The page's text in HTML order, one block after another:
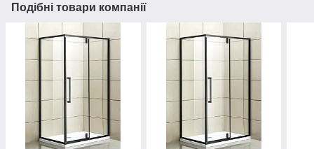
Подібні товари компанії